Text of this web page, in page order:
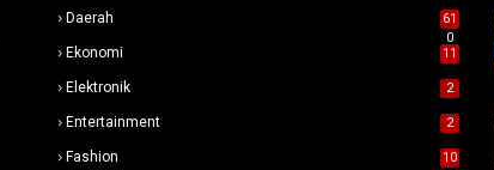
Daerah
61
0
Ekonomi 11
Elektronik 2
Entertainment 2
Fashion 10